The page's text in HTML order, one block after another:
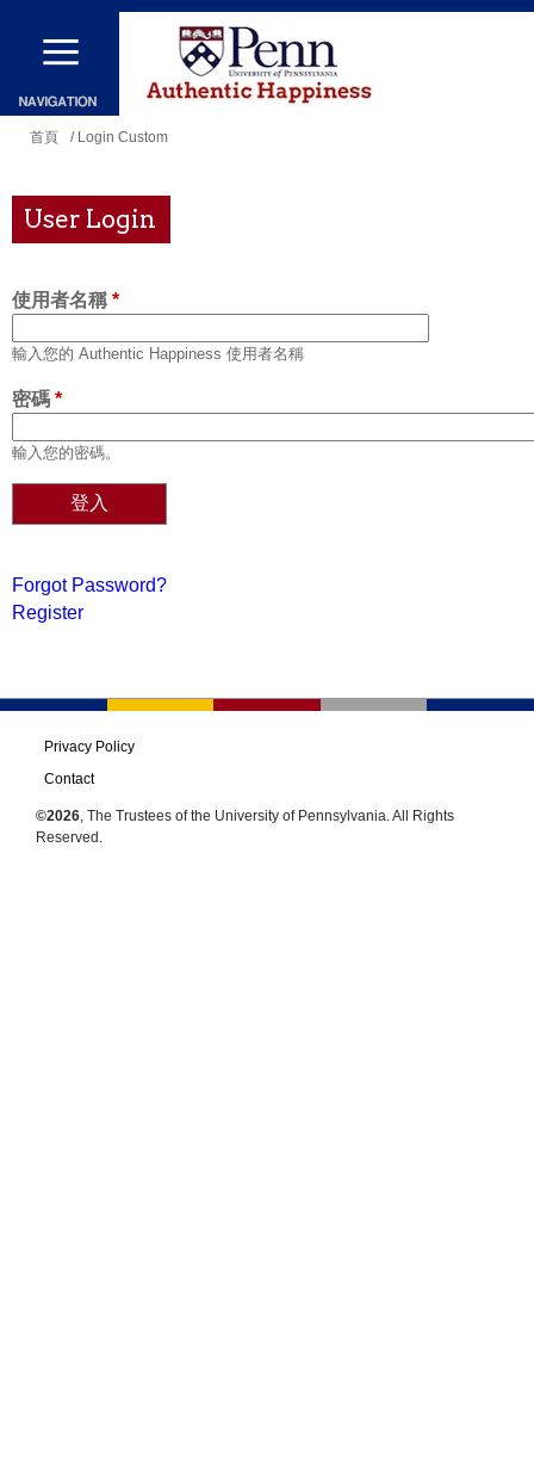
移
主
內
您
這
裡
首頁 / Login Custom
User Login
使用者名稱 *
輸入您的 Authentic Happiness 使用者名稱
密碼 *
輸入您的密碼。
Forgot Password?
Register
Privacy Policy
Contact
©2026, The Trustees of the University of Pennsylvania. All Rights
Reserved.